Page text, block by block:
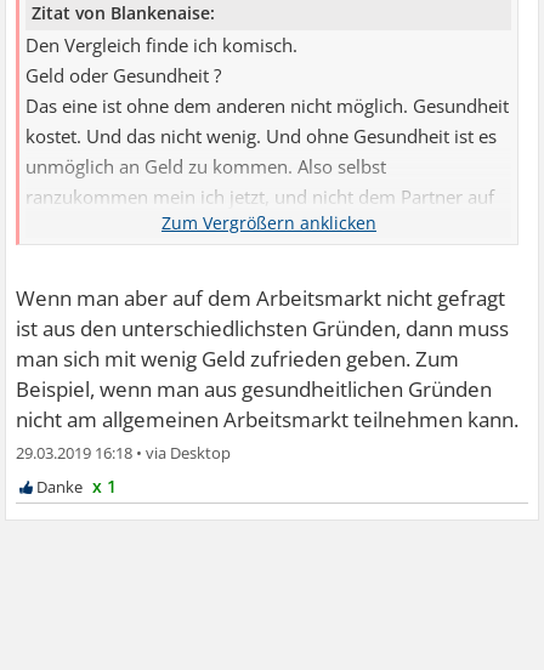
Zitat von Blankenaise:
Den Vergleich finde ich komisch.
Geld oder Gesundheit ?
Das eine ist ohne dem anderen nicht möglich. Gesundheit
kostet. Und das nicht wenig. Und ohne Gesundheit ist es
unmöglich an Geld zu kommen. Also selbst
ranzukommen mein ich jetzt, und nicht dem Partner auf
der Tasche zu liegen oder zu erben.
Leben qualitativ sehr beschränkt.
Wenn man aber auf dem Arbeitsmarkt nicht gefragt
ist aus den unterschiedlichsten Gründen, dann muss
man sich mit wenig Geld zufrieden geben. Zum
Beispiel, wenn man aus gesundheitlichen Gründen
nicht am allgemeinen Arbeitsmarkt teilnehmen kann.
29.03.2019 16:18 •
x 1